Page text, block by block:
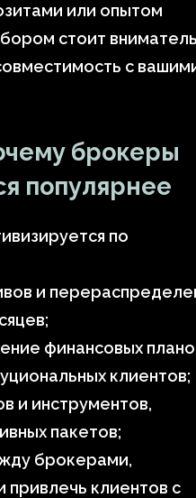
или опытом
стоит
с
брокеры
популярнее
по
и
финансовых
клиентов;
и инструментов,
пакетов;
брокерами,
клиентов с